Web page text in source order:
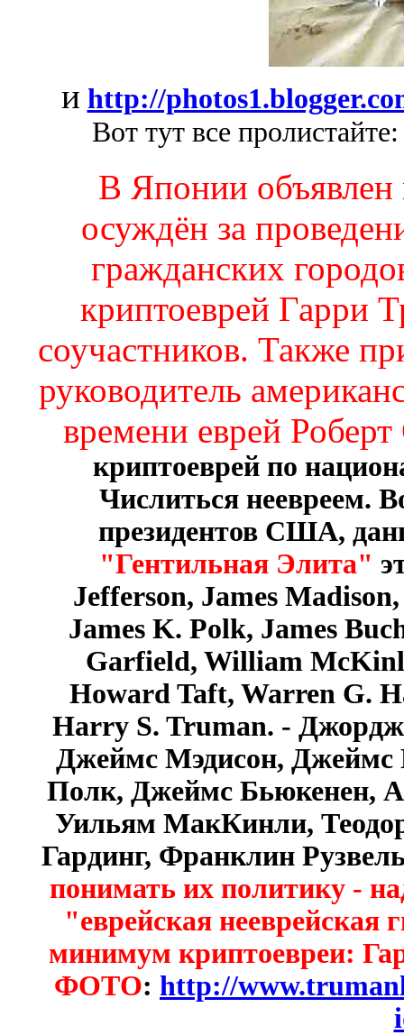
и http://
Вот тут все
В Японии
осуждён за
гражданских
криптоеврей Гарри
соучастников. Также
руководитель
времени еврей
криптоеврей по
Числиться неевреем.
президентов США,
"Гентильная Элита"
Jefferson, James
James K. Polk, James
Garfield, William
Howard Taft, Warren G.
Harry S. Truman. -
Джеймс Мэдисон,
Полк, Джеймс Бьюкенен,
Уильям МакКинли,
Гардинг, Франклин
понимать их политику -
"еврейская нееврейская
минимум криптоевреи:
ФОТО: http://